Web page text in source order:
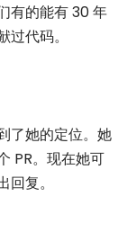
有的能有 30 年
代码。
了她的定位。她
PR。现在她可
复。